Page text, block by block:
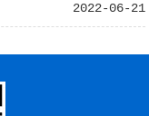
2022-06-21